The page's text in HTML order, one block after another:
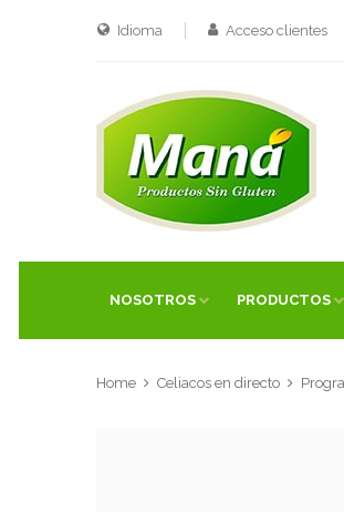
Idioma Acceso clientes
NOSOTROS PRODUCTOS
Home Celiacos en directo